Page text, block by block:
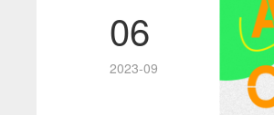
06
2023-09